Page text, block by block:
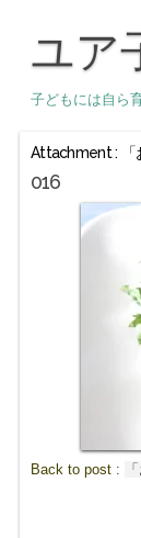
ユア
子どもには自ら
Attachment : 「
016
Back to post :